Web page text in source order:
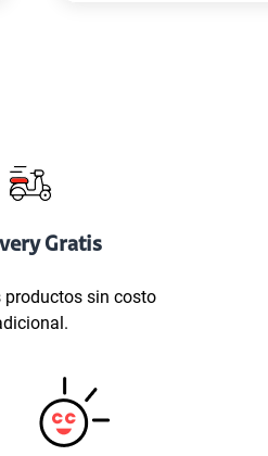
Gratis
productos sin costo